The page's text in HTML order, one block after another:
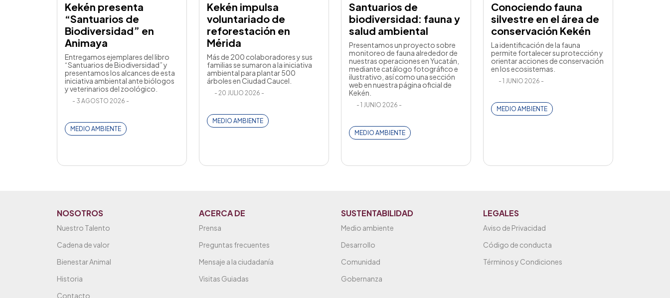
Kekén presenta
“Santuarios de
Biodiversidad” en
Animaya
Entregamos ejemplares del libro
“Santuarios de Biodiversidad” y
presentamos los alcances de esta
iniciativa ambiental ante biólogos
y veterinarios del zoológico.
- 3 AGOSTO 2026 -
MEDIO AMBIENTE
Kekén impulsa
voluntariado de
reforestación en
Mérida
Más de 200 colaboradores y sus
familias se sumaron a la iniciativa
ambiental para plantar 500
árboles en Ciudad Caucel.
- 20 JULIO 2026 -
MEDIO AMBIENTE
Santuarios de
biodiversidad: fauna y
salud ambiental
Presentamos un proyecto sobre
monitoreo de fauna alrededor de
nuestras operaciones en Yucatán,
mediante catálogo fotográfico e
ilustrativo, así como una sección
web en nuestra página oficial de
Kekén.
- 1 JUNIO 2026 -
MEDIO AMBIENTE
Conociendo fauna
silvestre en el área de
conservación Kekén
La identificación de la fauna
permite fortalecer su protección y
orientar acciones de conservación
en los ecosistemas.
- 1 JUNIO 2026 -
MEDIO AMBIENTE
NOSOTROS
Nuestro Talento
Cadena de valor
Bienestar Animal
Historia
Contacto
ACERCA DE
Prensa
Preguntas frecuentes
Mensaje a la ciudadanía
Visitas Guiadas
SUSTENTABILIDAD
Medio ambiente
Desarrollo
Comunidad
Gobernanza
LEGALES
Aviso de Privacidad
Código de conducta
Términos y Condiciones